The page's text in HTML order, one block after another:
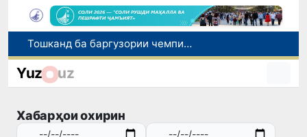
Тошканд ба баргузории чемпионати Осиё оид ба вазнабардорӣ омодагӣ мебинад
Шаҳрвандони Ӯзбекистон метавонанд дар доираи барномаи H-2A ба корҳои мавсимии кишоварзӣ дар ИМА сафарбар шаванд
Дар Қашқадарё анҷумани байналмилалии экологӣ бо иштироки ҷавонон аз нӯҳ кишвар баргузор мешавад
Yuz uz
Хабарҳои охирин